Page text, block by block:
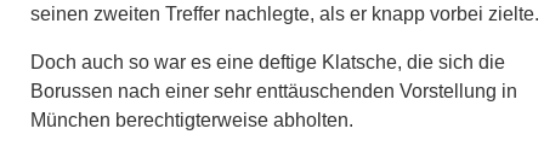
seinen zweiten Treffer nachlegte, als er knapp vorbei zielte.
Doch auch so war es eine deftige Klatsche, die sich die
Borussen nach einer sehr enttäuschenden Vorstellung in
München berechtigterweise abholten.